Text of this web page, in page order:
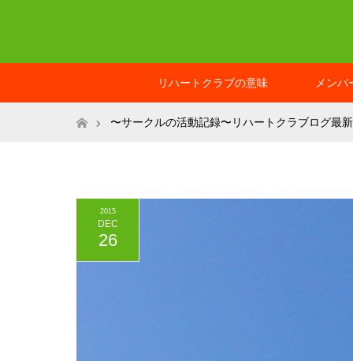
リハートクラブの意味 メンバ
ホーム〜サークルの活動記録〜リハートクラブログ最
2015
DEC
26